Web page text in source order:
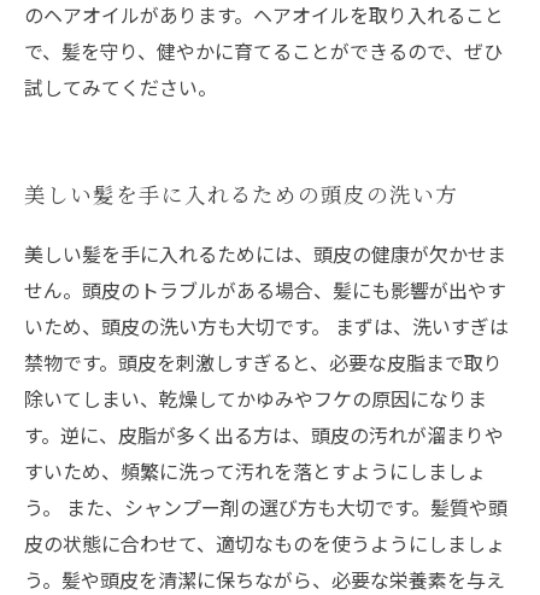
のヘアオイルがあります。ヘアオイルを取り入れること
で、髪を守り、健やかに育てることができるので、ぜひ
試してみてください。
美しい髪を手に入れるための頭皮の洗い方
美しい髪を手に入れるためには、頭皮の健康が欠かせま
せん。頭皮のトラブルがある場合、髪にも影響が出やす
いため、頭皮の洗い方も大切です。 まずは、洗いすぎは
禁物です。頭皮を刺激しすぎると、必要な皮脂まで取り
除いてしまい、乾燥してかゆみやフケの原因になりま
す。逆に、皮脂が多く出る方は、頭皮の汚れが溜まりや
すいため、頻繁に洗って汚れを落とすようにしましょ
う。 また、シャンプー剤の選び方も大切です。髪質や頭
皮の状態に合わせて、適切なものを使うようにしましょ
う。髪や頭皮を清潔に保ちながら、必要な栄養素を与え